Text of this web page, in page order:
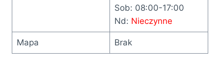
Sob: 08:00-17:00
Nd: Nieczynne
Mapa Brak